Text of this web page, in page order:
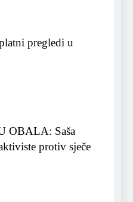
pregledi u
OBALA: Saša
protiv sječe